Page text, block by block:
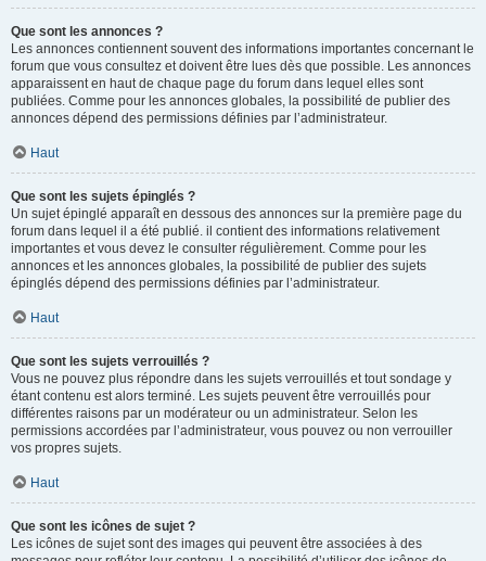
Que sont les annonces ?
Les annonces contiennent souvent des informations importantes concernant le
forum que vous consultez et doivent être lues dès que possible. Les annonces
apparaissent en haut de chaque page du forum dans lequel elles sont
publiées. Comme pour les annonces globales, la possibilité de publier des
annonces dépend des permissions définies par l’administrateur.
Haut
Que sont les sujets épinglés ?
Un sujet épinglé apparaît en dessous des annonces sur la première page du
forum dans lequel il a été publié. il contient des informations relativement
importantes et vous devez le consulter régulièrement. Comme pour les
annonces et les annonces globales, la possibilité de publier des sujets
épinglés dépend des permissions définies par l’administrateur.
Haut
Que sont les sujets verrouillés ?
Vous ne pouvez plus répondre dans les sujets verrouillés et tout sondage y
étant contenu est alors terminé. Les sujets peuvent être verrouillés pour
différentes raisons par un modérateur ou un administrateur. Selon les
permissions accordées par l’administrateur, vous pouvez ou non verrouiller
vos propres sujets.
Haut
Que sont les icônes de sujet ?
Les icônes de sujet sont des images qui peuvent être associées à des